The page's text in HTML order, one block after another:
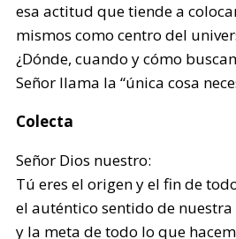
esa actitud que tiende a
mismos como centro del
¿Dónde, cuando y cómo
Señor llama la “única cosa
Colecta
Señor Dios nuestro:
Tú eres el origen y el fin de
el auténtico sentido de nuestra
y la meta de todo lo que